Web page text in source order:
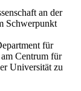
an der
Schwerpunkt
für
Centrum für
Universität zu